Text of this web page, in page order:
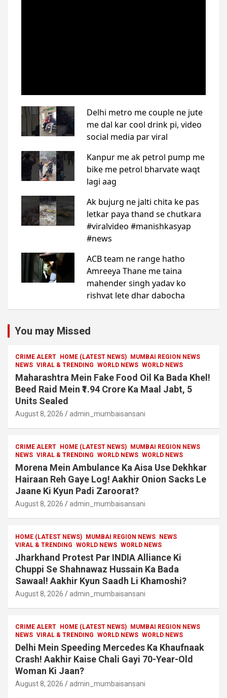
You may Missed
CRIME ALERT HOME (LATEST NEWS)
MUMBAI REGION NEWS
NEWS VIRAL & TRENDING WORLD NEWS WORLD NEWS
Maharashtra Mein Fake Food Oil Ka Bada Khel!
Beed Raid Mein ₹1.94 Crore Ka Maal Jabt, 5
Units Sealed
August 8, 2026 admin_mumbaisansani
CRIME ALERT HOME (LATEST NEWS)
MUMBAI REGION NEWS
NEWS VIRAL & TRENDING WORLD NEWS WORLD NEWS
Morena Mein Ambulance Ka Aisa Use Dekhkar
Hairaan Reh Gaye Log! Aakhir Onion Sacks Le
Jaane Ki Kyun Padi Zaroorat?
August 8, 2026 admin_mumbaisansani
HOME (LATEST NEWS) MUMBAI REGION NEWS
NEWS
VIRAL & TRENDING WORLD NEWS WORLD NEWS
Jharkhand Protest Par INDIA Alliance Ki
Chuppi Se Shahnawaz Hussain Ka Bada
Sawaal! Aakhir Kyun Saadh Li Khamoshi?
August 8, 2026 admin_mumbaisansani
CRIME ALERT HOME (LATEST NEWS)
MUMBAI REGION NEWS
NEWS VIRAL & TRENDING WORLD NEWS WORLD NEWS
Delhi Mein Speeding Mercedes Ka Khaufnaak
Crash! Aakhir Kaise Chali Gayi 70-Year-Old
Woman Ki Jaan?
August 8, 2026 admin_mumbaisansani